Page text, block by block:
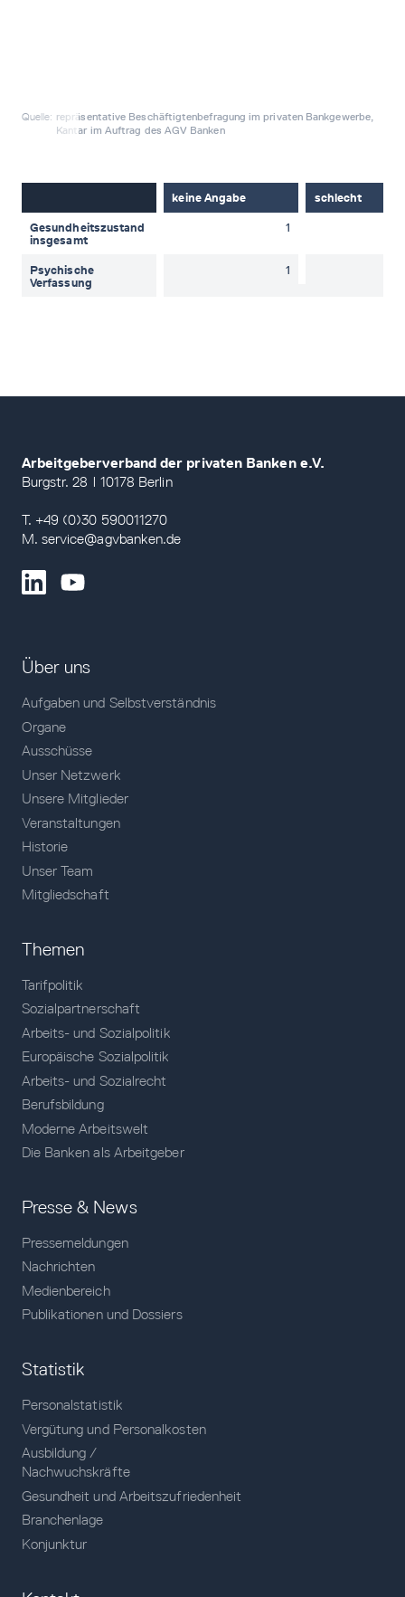
Quelle: repräsentative Beschäftigtenbefragung im privaten Bankgewerbe,
Kantar im Auftrag des AGV Banken
keine Angabe schlecht
Gesundheitszustand
insgesamt
1
Psychische
Verfassung
1
Arbeitgeberverband der privaten Banken e.V.
Burgstr. 28 | 10178 Berlin
T. +49 (0)30 590011270
M. service@agvbanken.de
Über uns
Aufgaben und Selbstverständnis
Organe
Ausschüsse
Unser Netzwerk
Unsere Mitglieder
Veranstaltungen
Historie
Unser Team
Mitgliedschaft
Themen
Tarifpolitik
Sozialpartnerschaft
Arbeits- und Sozialpolitik
Europäische Sozialpolitik
Arbeits- und Sozialrecht
Berufsbildung
Moderne Arbeitswelt
Die Banken als Arbeitgeber
Presse & News
Pressemeldungen
Nachrichten
Medienbereich
Publikationen und Dossiers
Statistik
Personalstatistik
Vergütung und Personalkosten
Ausbildung /
Nachwuchskräfte
Gesundheit und Arbeitszufriedenheit
Branchenlage
Konjunktur